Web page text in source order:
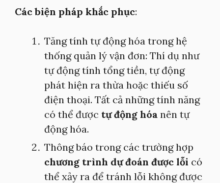
Các biện pháp khắc phục:
Tăng tính tự động hóa trong hệ
thống quản lý vận đơn: Thí dụ như
tự động tính tổng tiền, tự động
phát hiện ra thừa hoặc thiếu số
điện thoại. Tất cả những tính năng
có thể được tự động hóa nên tự
động hóa.
Thông báo trong các trường hợp
chương trình dự đoán được lỗi có
thể xảy ra để tránh lỗi không được